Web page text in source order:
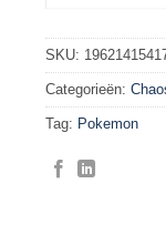
SKU:
Categorieën:
Tag: Pokemon